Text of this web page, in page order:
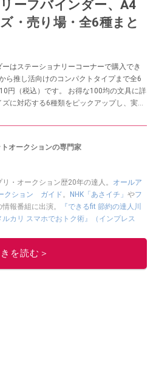
ーフバインダー、A4
・売り場・全6種まと
はステーショナリーコーナーで購入でき
ら推し活向けのコンパクトタイプまで全6
円（税込）です。 お得な100均の文具に詳
に対応する6種類をピックアップし、実際
オークションの専門家
・オークション歴20年の達人。 オールア
クション ガイド 。 NHK「あさイチ」 やフ
情報番組に出演。
『できるfit 節約の達人川
カリ スマホでおトク術』（インプレス
ために、突然会社を辞める。翌月からの
を読む＞